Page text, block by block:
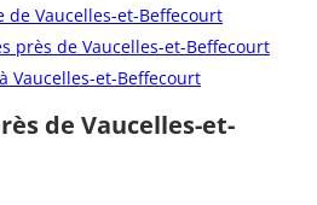
de Vaucelles-et-Beffecourt
près de Vaucelles-et-Beffecourt
Vaucelles-et-Beffecourt
de Vaucelles-et-